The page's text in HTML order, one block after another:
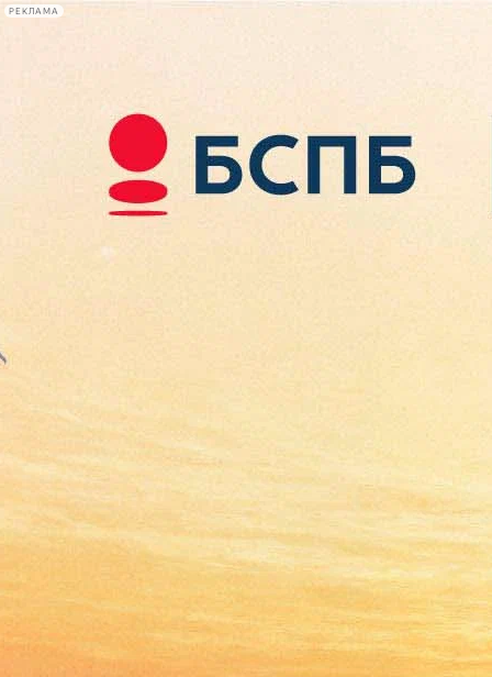
РЕКЛАМА
Сегодня:
2026.08.08
07:30
Афиша Plus
«Классика на Дворцовой»
раскрыла секреты
видеоконтента
Версия для печати